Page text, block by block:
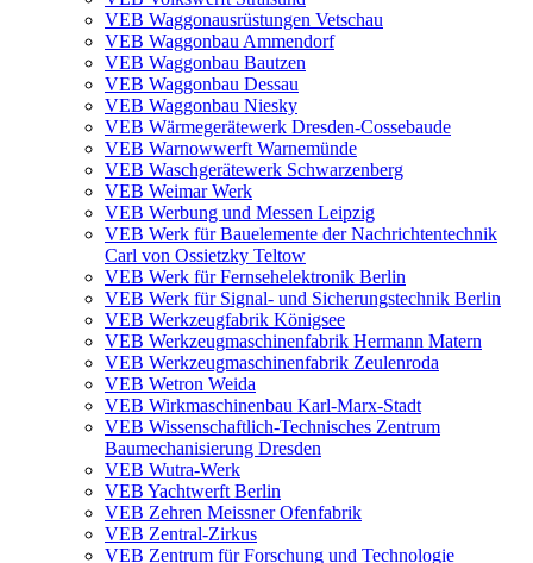
VEB Waggonausrüstungen Vetschau
VEB Waggonbau Ammendorf
VEB Waggonbau Bautzen
VEB Waggonbau Dessau
VEB Waggonbau Niesky
VEB Wärmegerätewerk Dresden-Cossebaude
VEB Warnowwerft Warnemünde
VEB Waschgerätewerk Schwarzenberg
VEB Weimar Werk
VEB Werbung und Messen Leipzig
VEB Werk für Bauelemente der Nachrichtentechnik
Carl von Ossietzky Teltow
VEB Werk für Fernsehelektronik Berlin
VEB Werk für Signal- und Sicherungstechnik Berlin
VEB Werkzeugfabrik Königsee
VEB Werkzeugmaschinenfabrik Hermann Matern
VEB Werkzeugmaschinenfabrik Zeulenroda
VEB Wetron Weida
VEB Wirkmaschinenbau Karl-Marx-Stadt
VEB Wissenschaftlich-Technisches Zentrum
Baumechanisierung Dresden
VEB Wutra-Werk
VEB Yachtwerft Berlin
VEB Zehren Meissner Ofenfabrik
VEB Zentral-Zirkus
VEB Zentrum für Forschung und Technologie